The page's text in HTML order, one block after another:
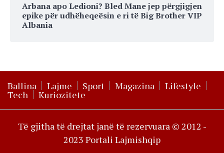
Arbana apo Ledioni? Bled Mane jep përgjigjen
epike për udhëheqeësin e ri të Big Brother VIP
Albania
Ballina Lajme Sport Magazina Lifestyle
Tech Kuriozitete
Të gjitha të drejtat janë të rezervuara © 2012 -
2023 Portali Lajmishqip